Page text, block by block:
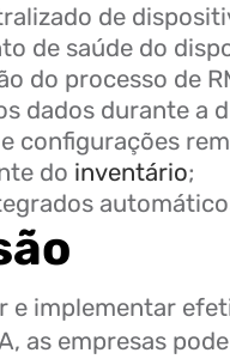
de
de saúde do
do processo de
dados durante a
configurações
do inventário;
e implementar
as empresas